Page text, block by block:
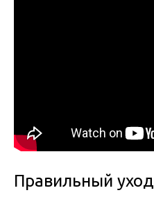
Правильный уход